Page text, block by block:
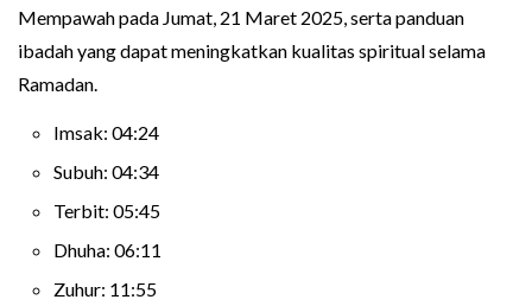
Mempawah pada Jumat, 21 Maret 2025, serta panduan
ibadah yang dapat meningkatkan kualitas spiritual selama
Ramadan.
Imsak: 04:24
Subuh: 04:34
Terbit: 05:45
Dhuha: 06:11
Zuhur: 11:55